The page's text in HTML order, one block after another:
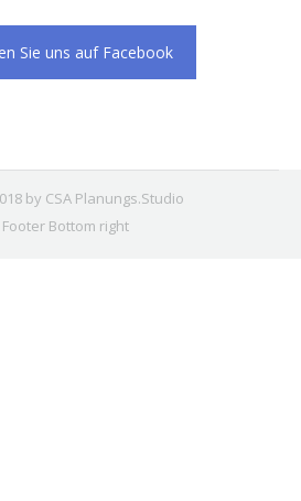
Sie uns auf Facebook
by CSA Planungs.Studio
Footer Bottom right